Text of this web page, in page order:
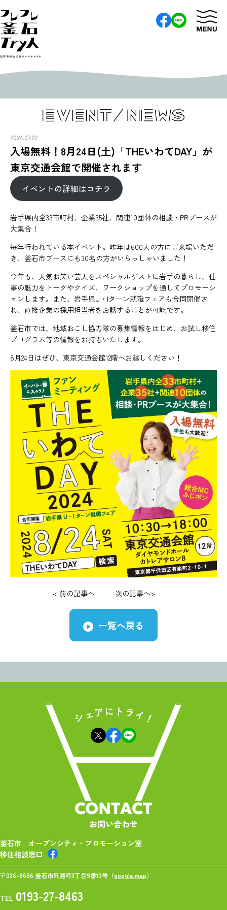
2024.07.22
入場無料！8月24日(土)「THEいわてDAY」が
東京交通会館で開催されます
イベントの詳細はコチラ
岩手県内全33市町村、企業35社、関連10団体の相談・PRブースが
大集合！
毎年行われている本イベント。昨年は600人の方にご来場いただ
き、釜石市ブースにも30名の方がいらっしゃいました！
今年も、人気お笑い芸人をスペシャルゲストに岩手の暮らし、仕
事の魅力をトークやクイズ、ワークショップを通してプロモーシ
ョンします。また、岩手県U・Iターン就職フェアも合同開催さ
れ、直接企業の採用担当者をお話することが可能です。
釜石市では、地域おこし協力隊の募集情報をはじめ、お試し移住
プログラム等の情報をお持ちいたします。
8月24日はぜひ、東京交通会館12階へお越しください！
< 前の記事へ 次の記事へ>
一覧へ戻る
CONTACT
お問い合わせ
釜石市 オープンシティ・プロモーション室
移住相談窓口
〒026-8686 釜石市只越町3丁目9番13号（google map）
TEL 0193-27-8463